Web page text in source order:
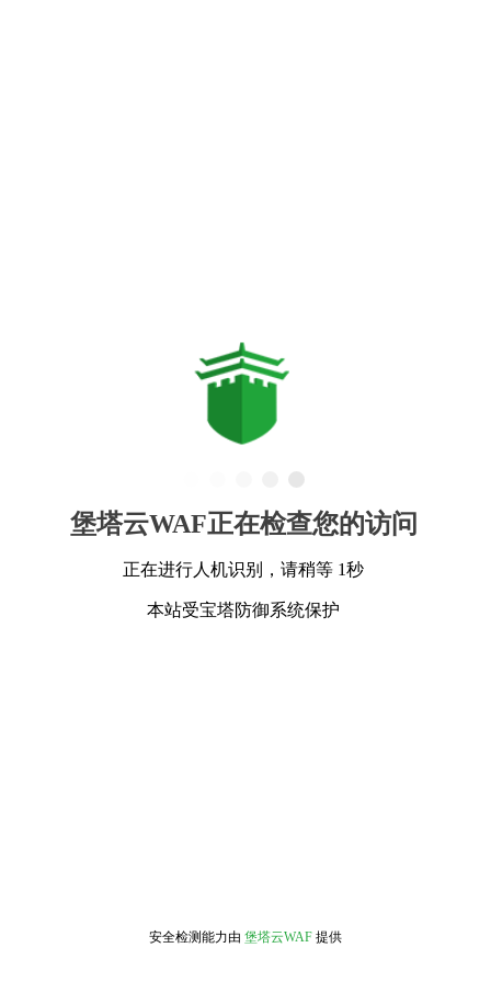
堡塔云WAF正在检查您的访问
正在进行人机识别，请稍等 1秒
本站受宝塔防御系统保护
安全检测能力由 堡塔云WAF 提供